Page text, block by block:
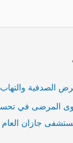
الصدفية والتهاب
المرضى في
جازان العام